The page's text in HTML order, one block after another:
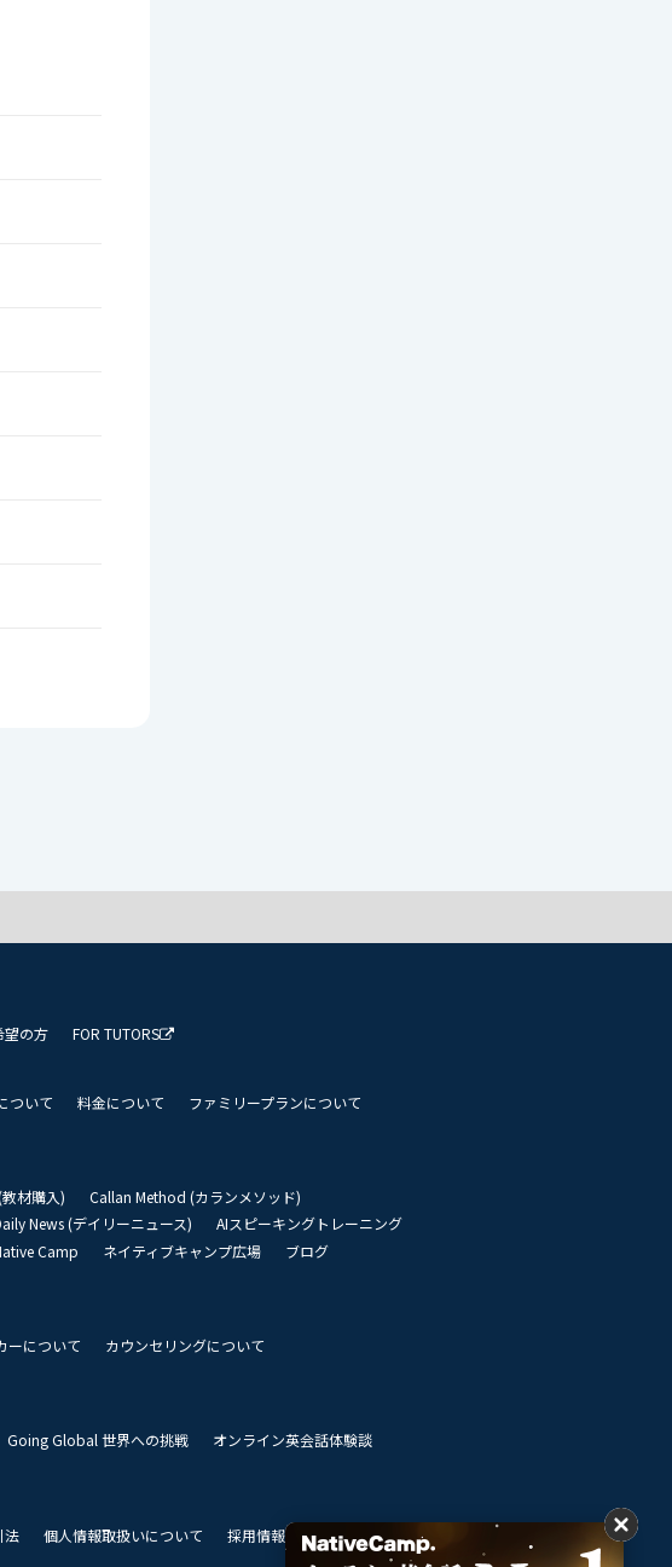
望の方 FOR TUTORS
ついて 料金について
ファミリープランについて
材購入)
Callan Method (カランメソッド)
News (デイリーニュース)
AIスピーキングトレーニング
Camp ネイティブキャンプ広場
ブログ
ーについて
カウンセリングについて
Going Global 世界への挑戦
オンライン英会話体験談
法 個人情報取扱いについて 採用情報 私達のビジョン